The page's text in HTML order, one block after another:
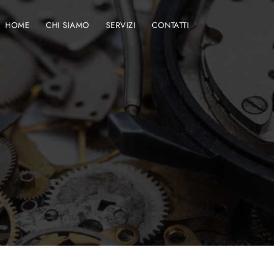
HOME CHI SIAMO SERVIZI CONTATTI